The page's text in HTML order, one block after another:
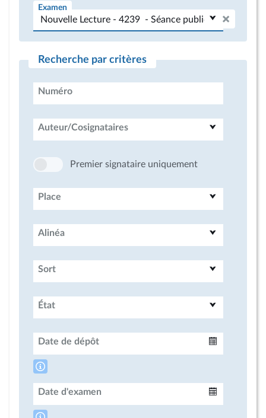
Examen
Recherche par critères
Numéro
Auteur/Cosignataires
Premier signataire uniquement
Place
Alinéa
Sort
État
Date de dépôt
Date d'examen